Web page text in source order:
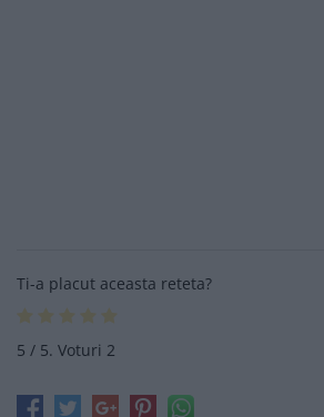
Ti-a placut aceasta reteta?
5 / 5. Voturi 2